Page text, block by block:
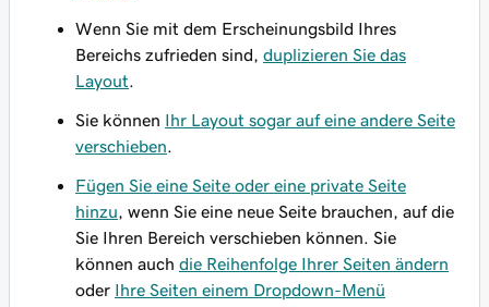
Wenn Sie mit dem Erscheinungsbild Ihres
Bereichs zufrieden sind, duplizieren Sie das
Layout.
Sie können Ihr Layout sogar auf eine andere Seite
verschieben.
Fügen Sie eine Seite oder eine private Seite
hinzu, wenn Sie eine neue Seite brauchen, auf die
Sie Ihren Bereich verschieben können. Sie
können auch die Reihenfolge Ihrer Seiten ändern
oder Ihre Seiten einem Dropdown-Menü